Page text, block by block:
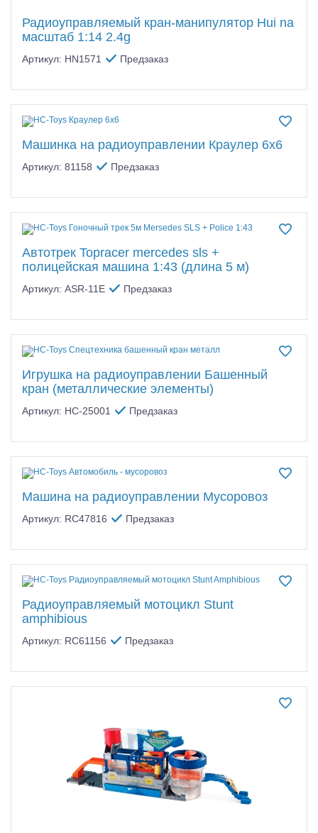
Радиоуправляемый кран-манипулятор Hui na
масштаб 1:14 2.4g
Артикул: HN1571 Предзаказ
Машинка на радиоуправлении Краулер 6х6
Артикул: 81158 Предзаказ
Автотрек Topracer mercedes sls +
полицейская машина 1:43 (длина 5 м)
Артикул: ASR-11E Предзаказ
Игрушка на радиоуправлении Башенный
кран (металлические элементы)
Артикул: HC-25001 Предзаказ
Машина на радиоуправлении Мусоровоз
Артикул: RC47816 Предзаказ
Радиоуправляемый мотоцикл Stunt
amphibious
Артикул: RC61156 Предзаказ